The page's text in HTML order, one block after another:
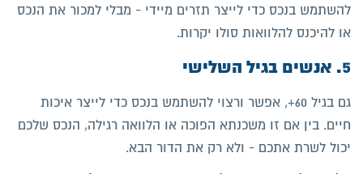
להשתמש בנכס כדי לייצר תזרים מיידי - מבלי למכור את הנכס
או להיכנס להלוואות סולו יקרות.
5. אנשים בגיל השלישי
גם בגיל 60+, אפשר ורצוי להשתמש בנכס כדי לייצר איכות
חיים. בין אם זו משכנתא הפוכה או הלוואה רגילה, הנכס שלכם
יכול לשרת אתכם - ולא רק את הדור הבא.